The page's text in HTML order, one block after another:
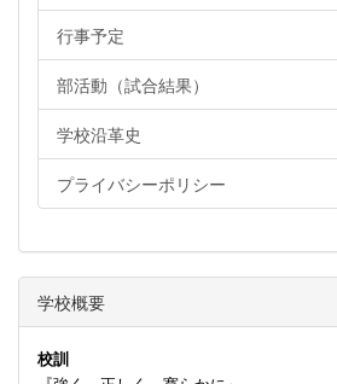
行事予定
部活動（試合結果）
学校沿革史
プライバシーポリシー
学校概要
校訓